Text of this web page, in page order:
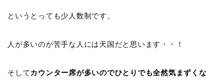
というとっても少人数制です。
人が多いのが苦手な人には天国だと思います・・！
そしてカウンター席が多いのでひとりでも全然気まずくな